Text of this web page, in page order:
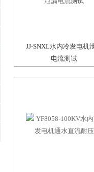
JJ-SNXL水内冷发电机
电流测试